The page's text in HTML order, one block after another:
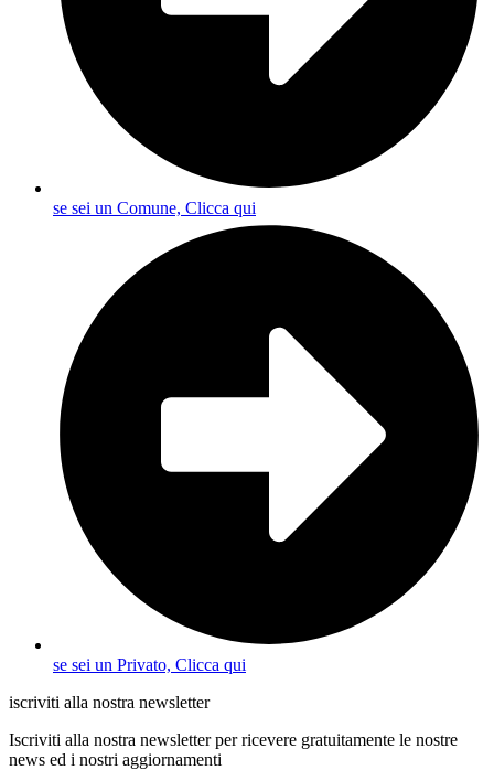
se sei un Comune, Clicca qui
se sei un Privato, Clicca qui
iscriviti alla nostra newsletter
Iscriviti alla nostra newsletter per ricevere gratuitamente le nostre
news ed i nostri aggiornamenti